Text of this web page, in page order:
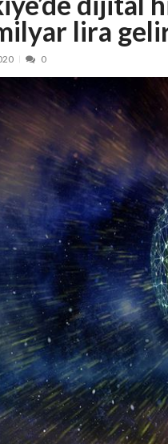
5.000 de noi locuri în creșe...
noi la Zlatna prin Programul...
într-un colet și ascu...
național pentru protejar...
luna august 04/08/2026
Catalogului național al zonelor pri...
lira
0